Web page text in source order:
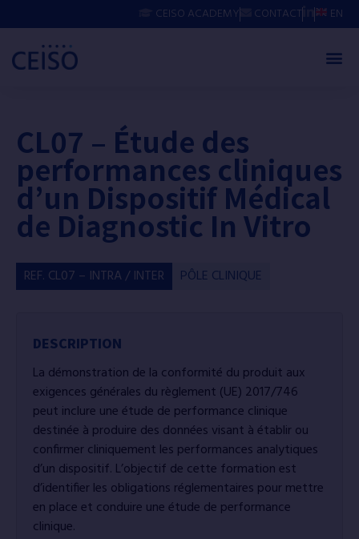
CEISO ACADEMY CONTACT EN
CL07 – Étude des
performances cliniques
d’un Dispositif Médical
de Diagnostic In Vitro
REF. CL07 – INTRA / INTER PÔLE CLINIQUE
DESCRIPTION
La démonstration de la conformité du produit aux
exigences générales du règlement (UE) 2017/746
peut inclure une étude de performance clinique
destinée à produire des données visant à établir ou
confirmer cliniquement les performances analytiques
d’un dispositif. L’objectif de cette formation est
d’identifier les obligations réglementaires pour mettre
en place et conduire une étude de performance
clinique.